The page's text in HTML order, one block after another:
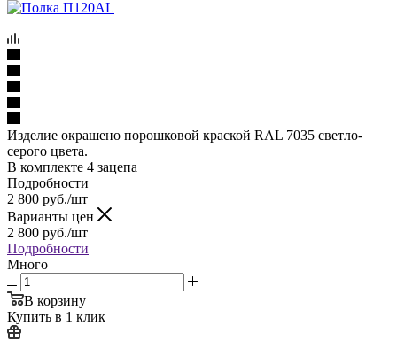
Изделие окрашено порошковой краской RAL 7035 светло-
серого цвета.
В комплекте 4 зацепа
Подробности
2 800 руб./шт
Варианты цен
2 800 руб./шт
Подробности
Много
В корзину
Купить в 1 клик